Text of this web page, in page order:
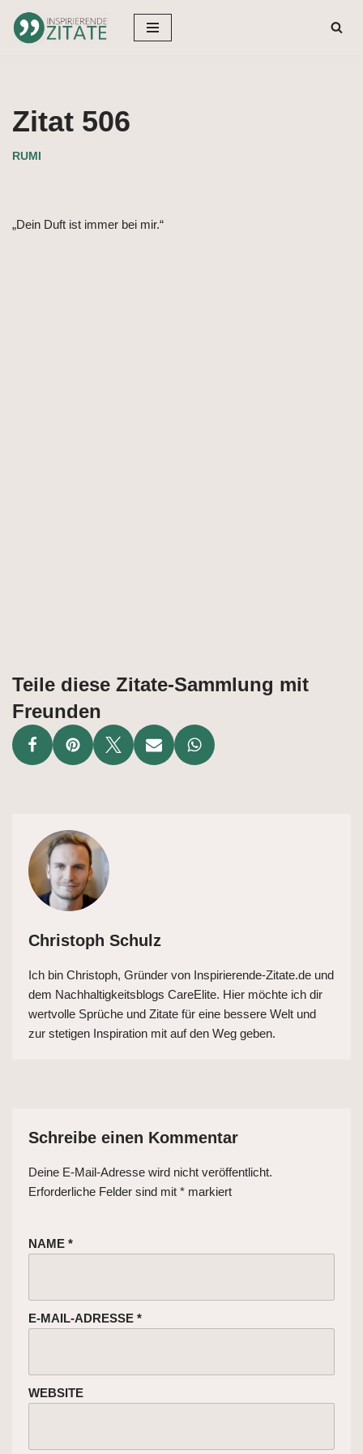
Zum
Zitat 506
RUMI
„Dein Duft ist immer bei mir.“
Teile diese Zitate-Sammlung mit
Freunden
Christoph Schulz
Ich bin Christoph, Gründer von Inspirierende-Zitate.de und
dem Nachhaltigkeitsblogs CareElite. Hier möchte ich dir
wertvolle Sprüche und Zitate für eine bessere Welt und
zur stetigen Inspiration mit auf den Weg geben.
Schreibe einen Kommentar
Deine E-Mail-Adresse wird nicht veröffentlicht.
Erforderliche Felder sind mit * markiert
NAME *
E-MAIL-ADRESSE *
WEBSITE